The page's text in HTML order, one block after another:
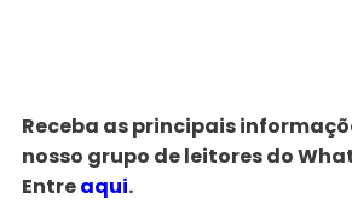
Receba as principais
nosso grupo de leitores do
Entreaqui.